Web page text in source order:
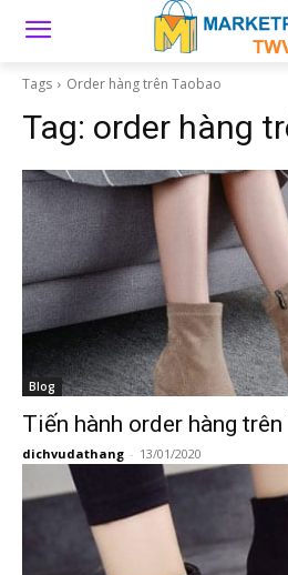
Tags Order hàng trên Taobao
Tag: order hàng
Blog
Tiến hành order hàng
dichvudathang - 13/01/2020